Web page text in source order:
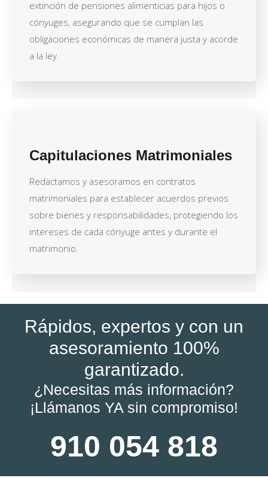
extinción de pensiones alimenticias para hijos o
cónyuges, asegurando que se cumplan las
obligaciones económicas de manera justa y acorde
a la ley.
Capitulaciones Matrimoniales
Redactamos y asesoramos en contratos
matrimoniales para establecer acuerdos previos
sobre bienes y responsabilidades, protegiendo los
intereses de cada cónyuge antes y durante el
matrimonio.
Rápidos, expertos y con un
asesoramiento 100%
garantizado.
¿Necesitas más información?
¡Llámanos YA sin compromiso!
910 054 818